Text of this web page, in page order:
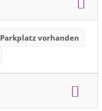
Parkplatz vorhanden